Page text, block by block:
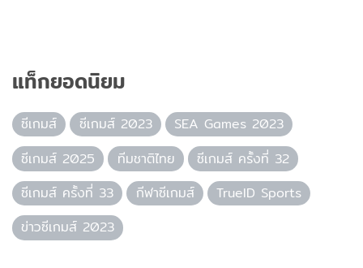
แท็กยอดนิยม
ซีเกมส์ ซีเกมส์ 2023
SEA Games 2023
ซีเกมส์ 2025
ทีมชาติไทย
ซีเกมส์ ครั้งที่ 32
ซีเกมส์ ครั้งที่ 33
กีฬาซีเกมส์
TrueID Sports
ข่าวซีเกมส์ 2023